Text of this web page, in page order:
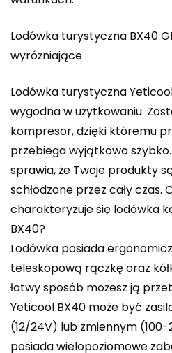
Lodówka turystyczna BX40
wyróżniające
Lodówka turystyczna
wygodna w użytkowaniu.
kompresor, dzięki któremu
przebiega wyjątkowo
sprawia, że Twoje produkty
schłodzone przez cały czas.
charakteryzuje się lodówka
BX40?
Lodówka posiada
teleskopową rączkę oraz
łatwy sposób możesz ją
Yeticool BX40 może być
(12/24V) lub zmiennym
posiada wielopoziomowe